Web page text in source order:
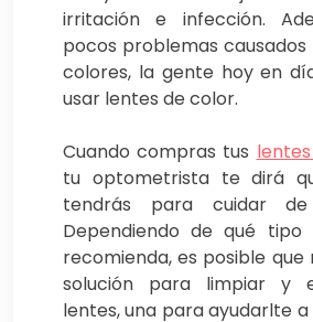
irritación e infección.
pocos problemas
colores, la gente hoy en
usar lentes de color.
Cuando compras tus
tu optometrista te dirá
tendrás para cuidar
Dependiendo de qué
recomienda, es posible que
solución para limpiar y
lentes, una para ayudarlte